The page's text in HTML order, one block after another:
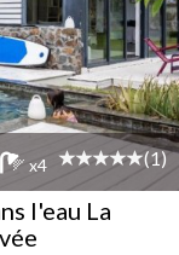
x4 (1)
l'eau La